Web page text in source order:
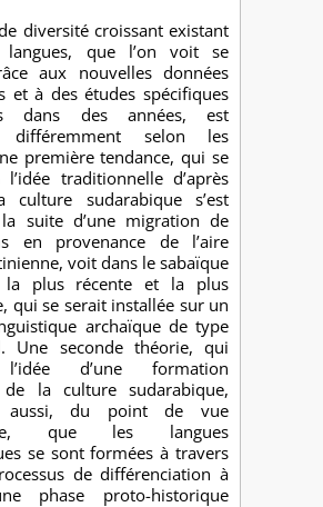
diversité croissant existant
langues, que l’on voit se
aux nouvelles données
et à des études spécifiques
dans des années, est
différemment selon les
première tendance, qui se
traditionnelle d’après
culture sudarabique s’est
suite d’une migration de
en provenance de l’aire
voit dans le sabaïque
la plus récente et la plus
qui se serait installée sur un
archaïque de type
Une seconde théorie, qui
d’une formation
de la culture sudarabique,
aussi, du point de vue
que les langues
se sont formées à travers
de différenciation à
phase proto-historique